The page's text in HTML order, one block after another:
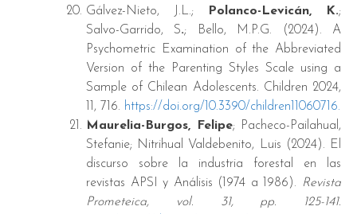
Gálvez-Nieto, J.L.;
Polanco-Levicán, K.;
Salvo-Garrido, S.; Bello, M.P.G. (2024). A
Psychometric Examination of the Abbreviated
Version of the Parenting Styles Scale using a
Sample of Chilean Adolescents. Children 2024,
11, 716. https://doi.org/10.3390/children11060716.
Maurelia-Burgos, Felipe; Pacheco-Pailahual,
Stefanie; Nitrihual Valdebenito, Luis (2024). El
discurso sobre la industria forestal en las
revistas APSI y Análisis (1974 a 1986).
Revista
Prometeica, vol. 31, pp. 125-141.